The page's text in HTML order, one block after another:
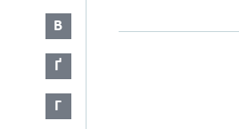
В
Ґ
Г